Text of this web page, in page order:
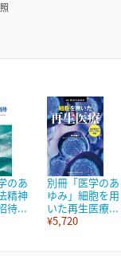
のあ
精神
待...
別冊「医学のあ
ゆみ」細胞を用
いた再生医療...
¥5,720